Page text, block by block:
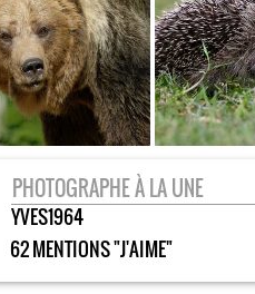
PHOTOGRAPHE À LA UNE
YVES1964
62 MENTIONS "J'AIME"